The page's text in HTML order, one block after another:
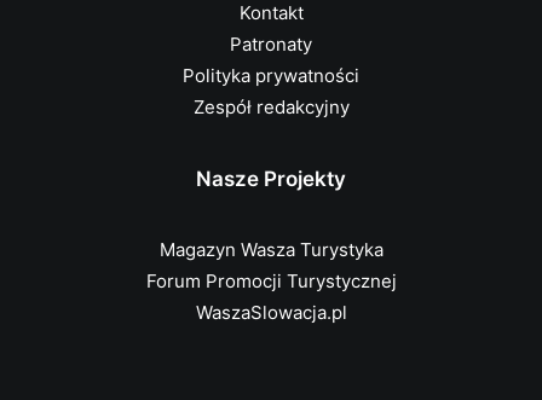
Kontakt
Patronaty
Polityka prywatności
Zespół redakcyjny
Nasze Projekty
Magazyn Wasza Turystyka
Forum Promocji Turystycznej
WaszaSlowacja.pl